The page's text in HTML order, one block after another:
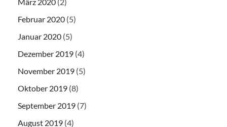
Februar 2020 (5)
Januar 2020 (5)
Dezember 2019 (4)
November 2019 (5)
Oktober 2019 (8)
September 2019 (7)
August 2019 (4)